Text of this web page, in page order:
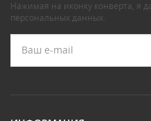
Нажимая на иконку конверта, я
персональных данных.